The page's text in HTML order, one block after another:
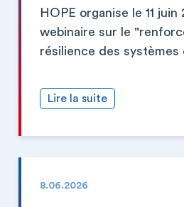
HOPE organise le 11 juin
webinaire sur le
résilience des systèmes
Lire la suite
8.06.2026